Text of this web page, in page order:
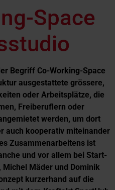
Space
Begriff Co-Working-Space
ausgestattete grössere,
oder Arbeitsplätze, die
Freiberuflern oder
werden, um dort
auch kooperativ miteinander
Zusammenarbeitens ist
und vor allem bei Start-
Michel Mäder und Dominik
kurzerhand auf die